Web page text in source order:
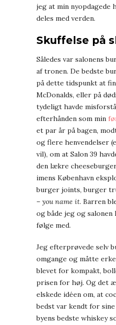
jeg at min nyopdagede
deles med verden.
Skuffelse på
Således var salonens
af tronen. De bedste
på dette tidspunkt at
McDonalds, eller på
tydeligt havde
efterhånden som min
et par år på bagen,
og flere henvendelser
vil), om at Salon 39
den lækre
imens København
burger joints, burger
– you name it. Barren
og både jeg og
følge med.
Jeg efterprøvede selv
omgange og måtte
blevet for kompakt,
prisen for høj. Og det
elskede idéen om, at
bedst var kendt for
byens bedste whiskey